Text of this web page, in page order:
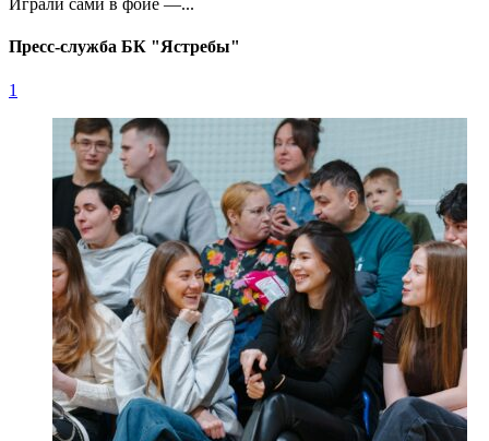
Играли сами в фойе —...
Пресс-служба БК "Ястребы"
1